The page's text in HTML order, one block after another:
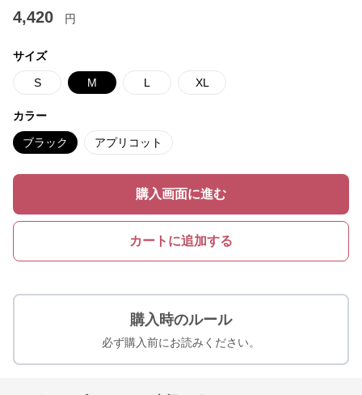
4,420 円
サイズ
S M L XL
カラー
ブラック アプリコット
購入画面に進む
カートに追加する
購入時のルール
必ず購入前にお読みください。